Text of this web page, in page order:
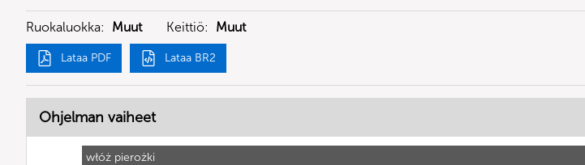
Ruokaluokka: Muut Keittiö: Muut
Lataa PDF Lataa BR2
Ohjelman vaiheet
włóż pierożki